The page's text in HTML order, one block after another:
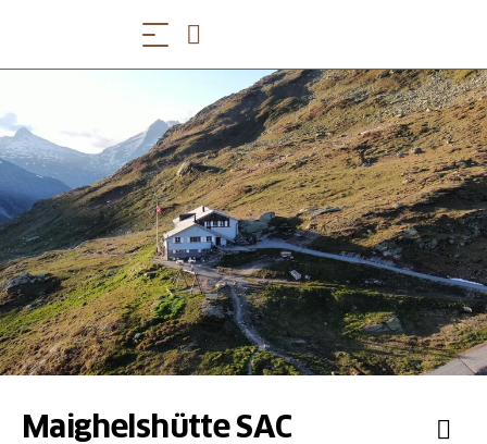
Maighelshütte SAC